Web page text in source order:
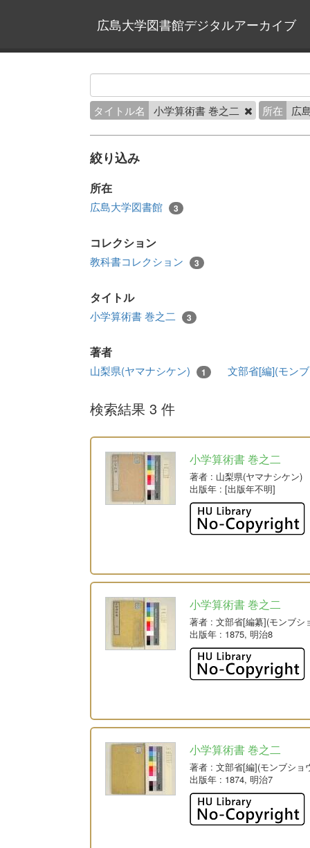
広島大学図書館デジタルアーカイブ
タイトル名 小学算術書 巻之二 所在 広
絞り込み
所在
広島大学図書館 3
コレクション
教科書コレクション 3
タイトル
小学算術書 巻之二 3
著者
山梨県(ヤマナシケン) 1 文部省[編](モン
検索結果 3 件
小学算術書 巻之二
著者 : 山梨県(ヤマナシケン)
出版年 : [出版年不明]
小学算術書 巻之二
著者 : 文部省[編纂](モンブシ
出版年 : 1875, 明治8
小学算術書 巻之二
著者 : 文部省[編](モンブショ
出版年 : 1874, 明治7